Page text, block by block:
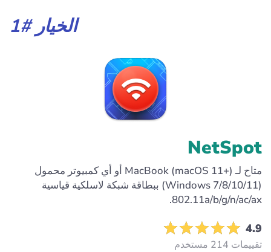
الخيار #1
NetSpot
متاح لـ MacBook (macOS 11+) أو أي كمبيوتر محمول
(Windows 7/8/10/11) ببطاقة شبكة لاسلكية قياسية
802.11a/b/g/n/ac/ax.
4.9
تقييمات 214 مستخدم